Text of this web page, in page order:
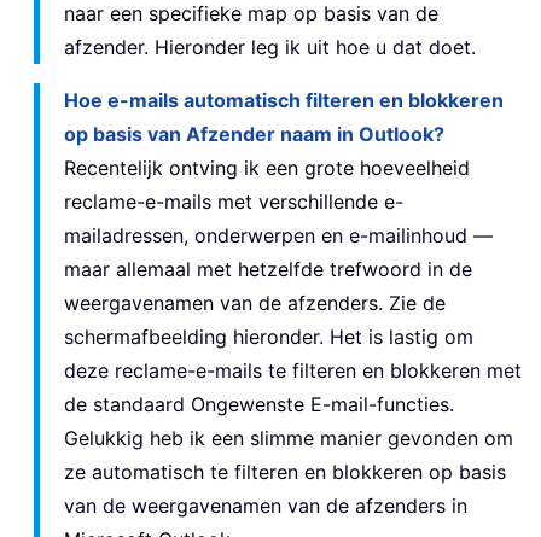
naar een specifieke map op basis van de
afzender. Hieronder leg ik uit hoe u dat doet.
Hoe e-mails automatisch filteren en blokkeren
op basis van Afzender naam in Outlook?
Recentelijk ontving ik een grote hoeveelheid
reclame-e-mails met verschillende e-
mailadressen, onderwerpen en e-mailinhoud —
maar allemaal met hetzelfde trefwoord in de
weergavenamen van de afzenders. Zie de
schermafbeelding hieronder. Het is lastig om
deze reclame-e-mails te filteren en blokkeren met
de standaard Ongewenste E-mail-functies.
Gelukkig heb ik een slimme manier gevonden om
ze automatisch te filteren en blokkeren op basis
van de weergavenamen van de afzenders in